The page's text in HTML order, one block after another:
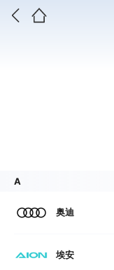
A
奥迪
埃安